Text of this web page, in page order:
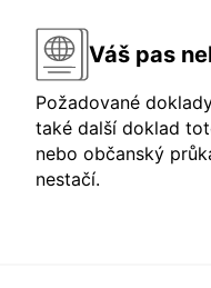
Váš pas
Požadované
také další doklad
nebo občanský
nestačí.